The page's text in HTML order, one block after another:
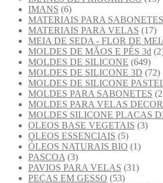
IMANS (6)
MATERIAIS PARA SABONETES
MATERIAIS PARA VELAS (17)
MEIA DE SEDA - FLOR DE
MOLDES DE MÃOS E PÉS 3d
MOLDES DE SILICONE (649)
MOLDES DE SILICONE 3D (72)
MOLDES DE SILICONE
MOLDES PARA SABONETES
MOLDES PARA VELAS
MOLDES SILICONE PLACAS
OLEOS BASE VEGETAIS (3)
OLEOS ESSENCIAIS (5)
ÓLEOS NATURAIS BIO (1)
PASCOA (3)
PAVIOS PARA VELAS (31)
PEÇAS EM GESSO (53)